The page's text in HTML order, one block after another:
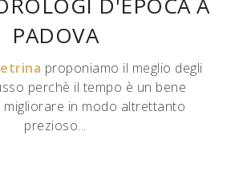
D'EPOCA A
PADOVA
proponiamo il meglio degli
perchè il tempo è un bene
migliorare in modo altrettanto
prezioso...